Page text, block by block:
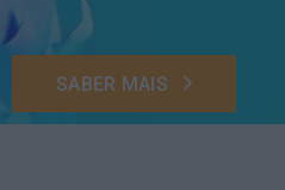
SABER MAIS